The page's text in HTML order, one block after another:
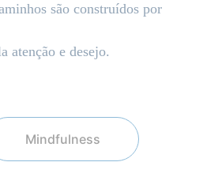
são construídos por
atenção e desejo.
Mindfulness